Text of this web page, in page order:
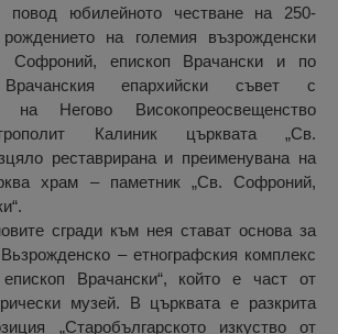
юбилейното честване на 250-
на големия възрожденски
Софроний, епископ Врачански и по
епархийски съвет с
на Негово Високопреосвещенство
Калиник църквата „Св.
реставрирана и преименувана на
храм – паметник „Св. Софроний,
сгради към нея стават основа за
– етнографския комплекс
Врачански“, който е част от
музей. В църквата е разкрита
„Старобългарското изкуство от